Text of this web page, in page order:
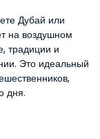
Дубай или
на воздушном
традиции и
Это идеальный
дня.